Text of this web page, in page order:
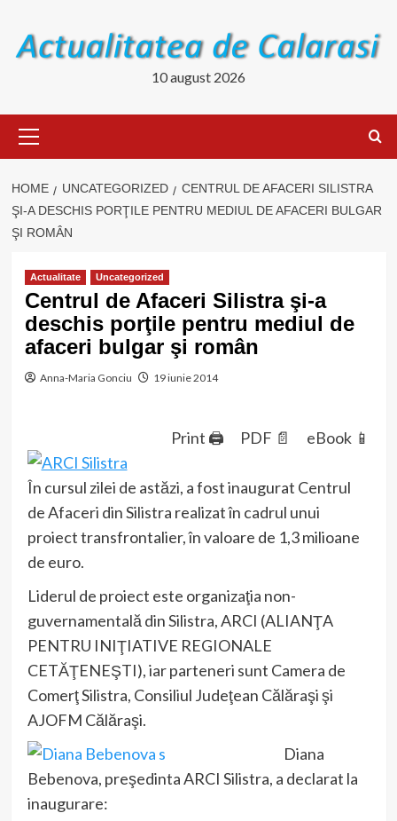
content
10 august 2026
Menu
HOME UNCATEGORIZED
CENTRUL DE AFACERI SILISTRA
ŞI-A DESCHIS PORŢILE PENTRU MEDIUL DE AFACERI BULGAR
ŞI ROMÂN
Actualitate Uncategorized
Centrul de Afaceri Silistra şi-a
deschis porţile pentru mediul de
afaceri bulgar şi român
Anna-Maria Gonciu 19 iunie 2014
Print 🖨 PDF 📄 eBook 📱
În cursul zilei de astăzi, a fost inaugurat Centrul
de Afaceri din Silistra realizat în cadrul unui
proiect transfrontalier, în valoare de 1,3 milioane
de euro.
Liderul de proiect este organizaţia non-
guvernamentală din Silistra, ARCI (ALIANŢA
PENTRU INIŢIATIVE REGIONALE
CETĂŢENEŞTI), iar parteneri sunt Camera de
Comerţ Silistra, Consiliul Judeţean Călăraşi şi
AJOFM Călăraşi.
Diana
Bebenova, preşedinta ARCI Silistra, a declarat la
inaugurare: